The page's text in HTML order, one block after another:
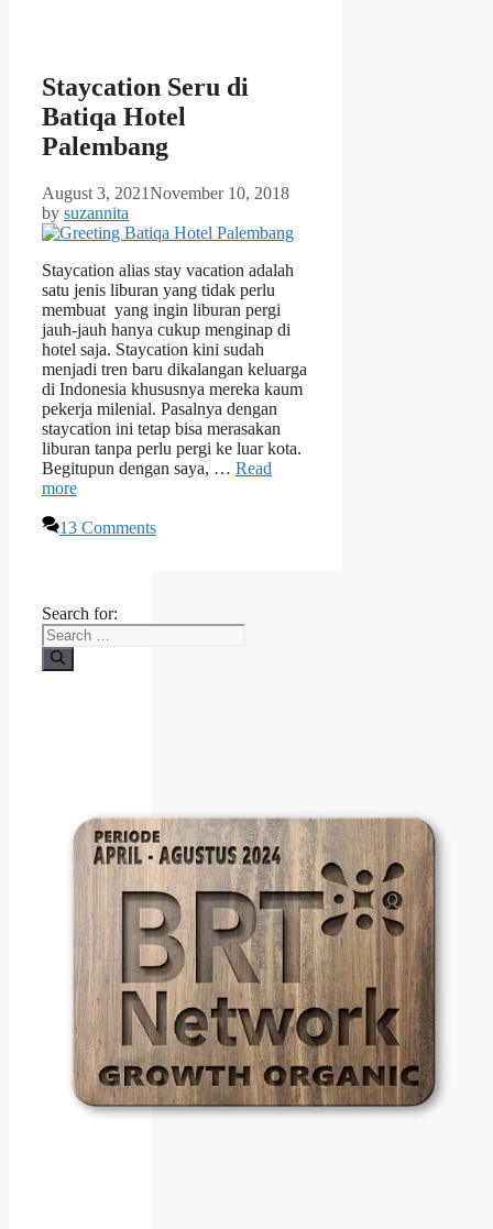
Staycation Seru di
Batiqa Hotel
Palembang
August 3, 2021November 10, 2018
by suzannita
Staycation alias stay vacation adalah
satu jenis liburan yang tidak perlu
membuat yang ingin liburan pergi
jauh-jauh hanya cukup menginap di
hotel saja. Staycation kini sudah
menjadi tren baru dikalangan keluarga
di Indonesia khususnya mereka kaum
pekerja milenial. Pasalnya dengan
staycation ini tetap bisa merasakan
liburan tanpa perlu pergi ke luar kota.
Begitupun dengan saya, … Read
more
13 Comments
Search for: